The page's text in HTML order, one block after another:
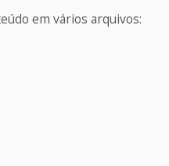
em vários arquivos: